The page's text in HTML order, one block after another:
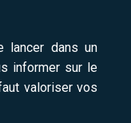
lancer dans un
informer sur le
valoriser vos